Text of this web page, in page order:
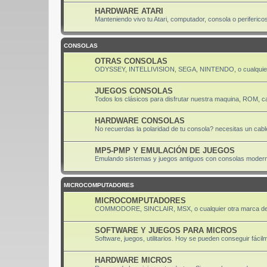
HARDWARE ATARI
Manteniendo vivo tu Atari, computador, consola o
CONSOLAS
OTRAS CONSOLAS
ODYSSEY, INTELLIVISION, SEGA, NINTENDO, o
JUEGOS CONSOLAS
Todos los clásicos para disfrutar nuestra maquina, ROM,
HARDWARE CONSOLAS
No recuerdas la polaridad de tu consola? necesitas un
MP5-PMP Y EMULACIÓN DE JUEGOS
Emulando sistemas y juegos antiguos con consolas
MICROCOMPUTADORES
MICROCOMPUTADORES
COMMODORE, SINCLAIR, MSX, o cualquier otra marca
SOFTWARE Y JUEGOS PARA MICROS
Software, juegos, utilitarios. Hoy se pueden conseguir
HARDWARE MICROS